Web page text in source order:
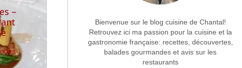
Adresse de contact
Commentaire ou message *
–
,
Bienvenue sur le blog cuisine de Chantal!
Retrouvez ici ma passion pour la cuisine et la
gastronomie française: recettes, découvertes,
balades gourmandes et avis sur les
restaurants